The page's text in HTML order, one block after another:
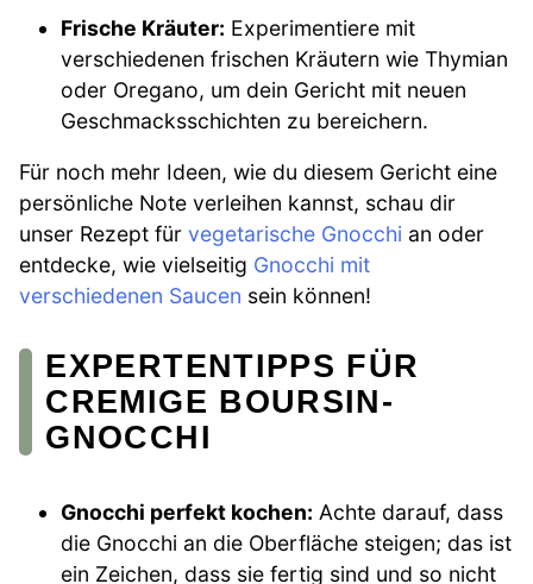
Frische Kräuter: Experimentiere mit
verschiedenen frischen Kräutern wie Thymian
oder Oregano, um dein Gericht mit neuen
Geschmacksschichten zu bereichern.
Für noch mehr Ideen, wie du diesem Gericht eine
persönliche Note verleihen kannst, schau dir
unser Rezept für vegetarische Gnocchi an oder
entdecke, wie vielseitig Gnocchi mit
verschiedenen Saucen sein können!
EXPERTENTIPPS FÜR
CREMIGE BOURSIN-
GNOCCHI
Gnocchi perfekt kochen: Achte darauf, dass
die Gnocchi an die Oberfläche steigen; das ist
ein Zeichen, dass sie fertig sind und so nicht